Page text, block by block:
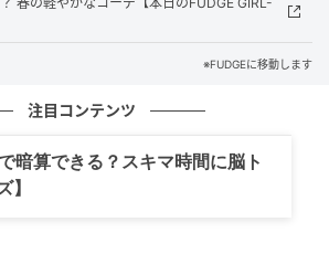
ー ¥600
※FUDGEに移動します
注目コンテンツ
暗算できる？スキマ時間に脳ト
】